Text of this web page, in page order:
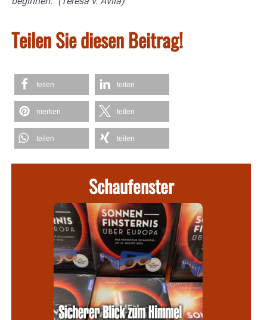
Teilen Sie diesen Beitrag!
teilen teilen
merken teilen
teilen teilen
Schaufenster